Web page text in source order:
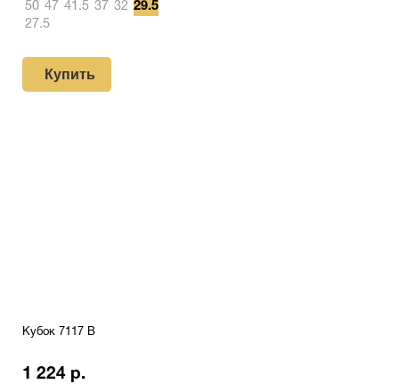
50 47 41.5 37 32 29.5
27.5
Купить
Кубок 7117 B
1 224 р.